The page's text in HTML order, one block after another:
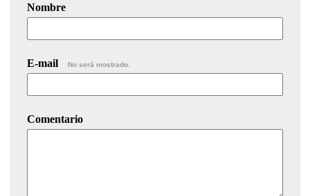
Nombre
E-mail No será mostrado.
Comentario